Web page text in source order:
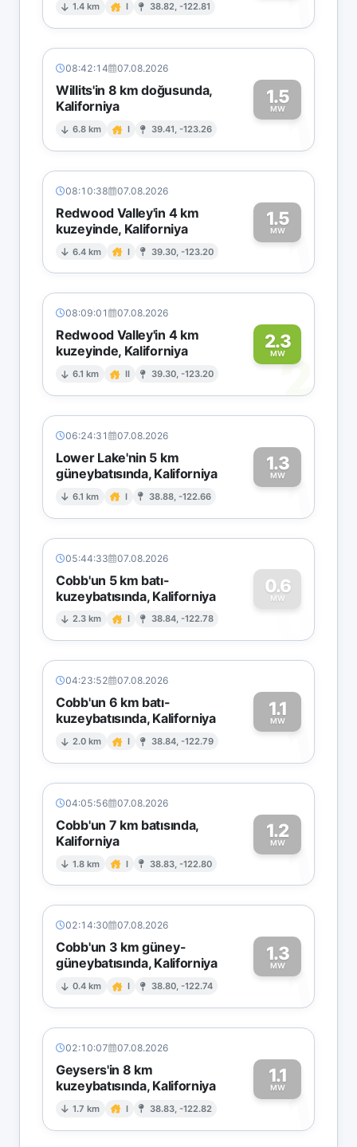
1.4 km I 38.82, -122.81
08:42:14 07.08.2026
Willits'in 8 km doğusunda,
Kaliforniya
6.8 km I 39.41, -123.26
1.5
MW1
08:10:38 07.08.2026
Redwood Valley'in 4 km
kuzeyinde, Kaliforniya
6.4 km I 39.30, -123.20
1.5
MW1
08:09:01 07.08.2026
Redwood Valley'in 4 km
kuzeyinde, Kaliforniya
6.1 km II 39.30, -123.20
2.3
MW2
06:24:31 07.08.2026
Lower Lake'nin 5 km
güneybatısında, Kaliforniya
6.1 km I 38.88, -122.66
1.3
MW1
05:44:33 07.08.2026
Cobb'un 5 km batı-
kuzeybatısında, Kaliforniya
2.3 km I 38.84, -122.78
0.6
MW
0
04:23:52 07.08.2026
Cobb'un 6 km batı-
kuzeybatısında, Kaliforniya
2.0 km I 38.84, -122.79
1.1
MW1
04:05:56 07.08.2026
Cobb'un 7 km batısında,
Kaliforniya
1.8 km I 38.83, -122.80
1.2
MW1
02:14:30 07.08.2026
Cobb'un 3 km güney-
güneybatısında, Kaliforniya
0.4 km I 38.80, -122.74
1.3
MW1
02:10:07 07.08.2026
Geysers'in 8 km
kuzeybatısında, Kaliforniya
1.7 km I 38.83, -122.82
1.1
MW1